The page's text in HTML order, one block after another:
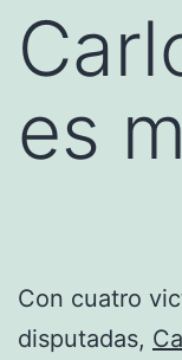
es
Con cuatro
disputadas,